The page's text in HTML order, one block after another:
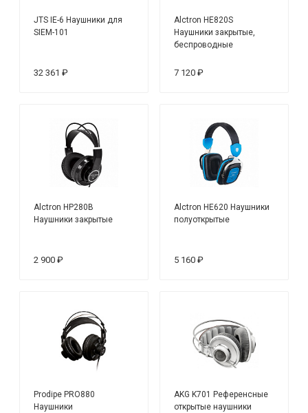
JTS IE-6 Наушники для
SIEM-101
32 361 ₽
Alctron HE820S
Наушники закрытые,
беспроводные
7 120 ₽
Alctron HP280B
Наушники закрытые
2 900 ₽
Alctron HE620 Наушники
полуоткрытые
5 160 ₽
Prodipe PRO880
Наушники
AKG K701 Референсные
открытые наушники